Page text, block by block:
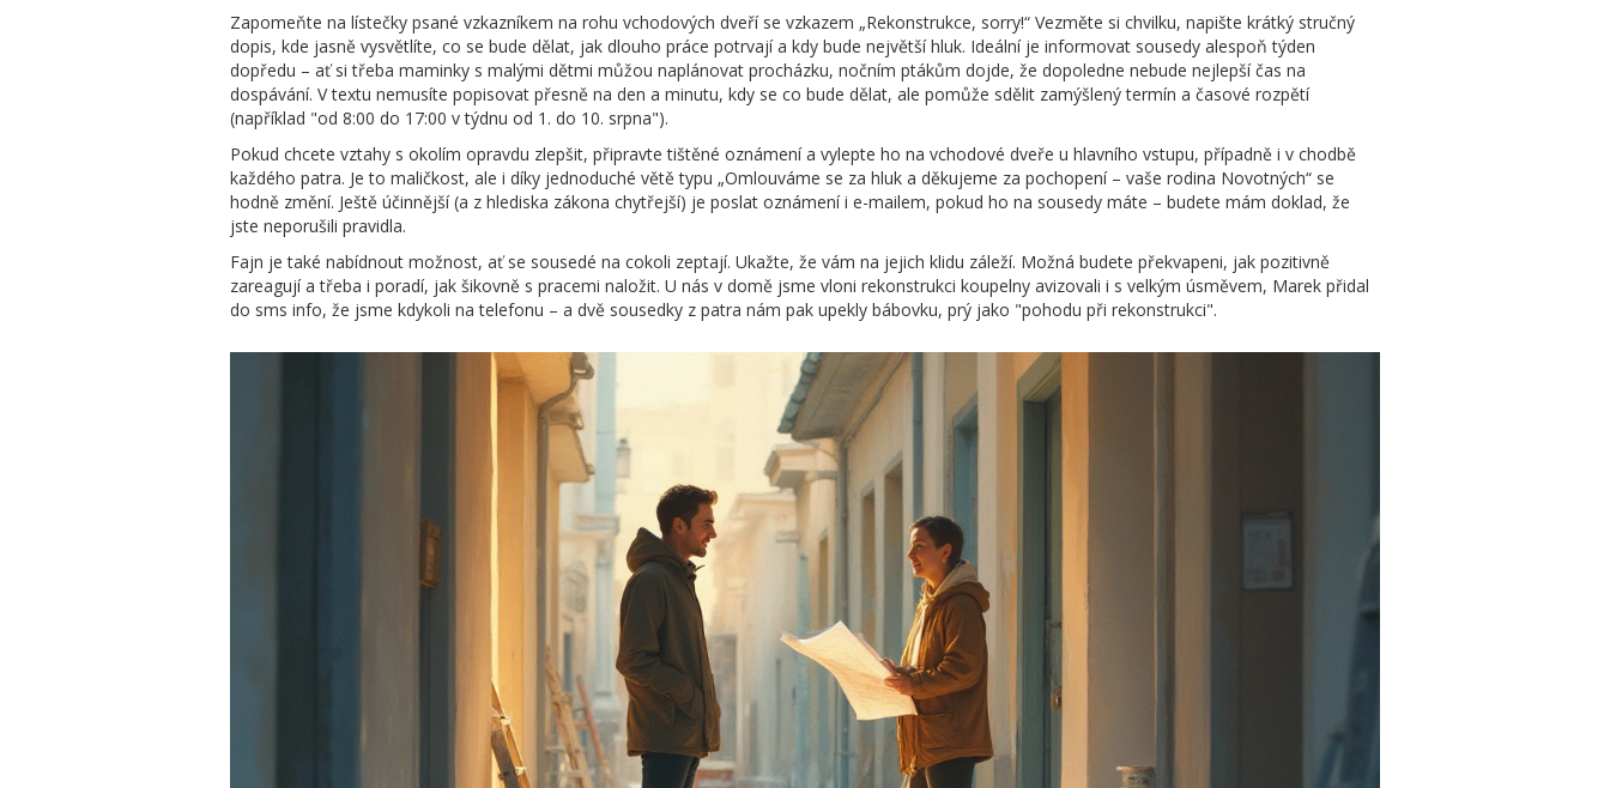
Zapomeňte na lístečky psané vzkazníkem na rohu vchodových dveří se vzkazem „Rekonstrukce, sorry!“ Vezměte si chvilku, napište krátký stručný
dopis, kde jasně vysvětlíte, co se bude dělat, jak dlouho práce potrvají a kdy bude největší hluk. Ideální je informovat sousedy alespoň týden
dopředu – ať si třeba maminky s malými dětmi můžou naplánovat procházku, nočním ptákům dojde, že dopoledne nebude nejlepší čas na
dospávání. V textu nemusíte popisovat přesně na den a minutu, kdy se co bude dělat, ale pomůže sdělit zamýšlený termín a časové rozpětí
(například "od 8:00 do 17:00 v týdnu od 1. do 10. srpna").
Pokud chcete vztahy s okolím opravdu zlepšit, připravte tištěné oznámení a vylepte ho na vchodové dveře u hlavního vstupu, případně i v chodbě
každého patra. Je to maličkost, ale i díky jednoduché větě typu „Omlouváme se za hluk a děkujeme za pochopení – vaše rodina Novotných“ se
hodně změní. Ještě účinnější (a z hlediska zákona chytřejší) je poslat oznámení i e-mailem, pokud ho na sousedy máte – budete mám doklad, že
jste neporušili pravidla.
Fajn je také nabídnout možnost, ať se sousedé na cokoli zeptají. Ukažte, že vám na jejich klidu záleží. Možná budete překvapeni, jak pozitivně
zareagují a třeba i poradí, jak šikovně s pracemi naložit. U nás v domě jsme vloni rekonstrukci koupelny avizovali i s velkým úsměvem, Marek přidal
do sms info, že jsme kdykoli na telefonu – a dvě sousedky z patra nám pak upekly bábovku, prý jako "pohodu při rekonstrukci".